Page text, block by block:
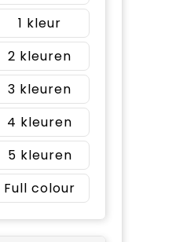
1
2
3
4
5
Full colour